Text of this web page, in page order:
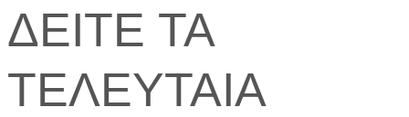
ΔΕΙΤΕ ΤΑ
ΤΕΛΕΥΤΑΙΑ